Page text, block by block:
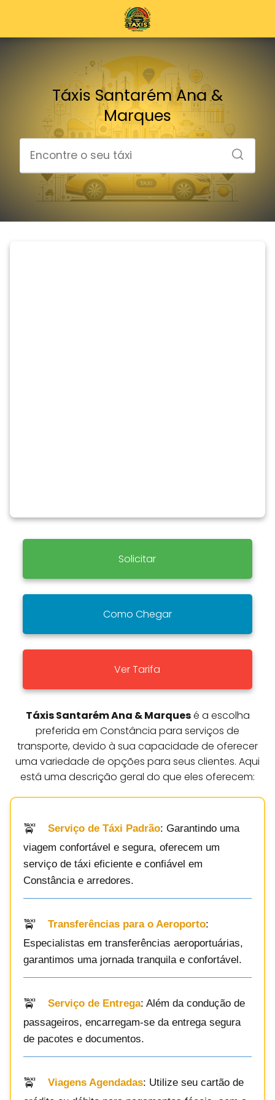
Táxis Santarém Ana &
Marques
Solicitar
Como Chegar
Ver Tarifa
Táxis Santarém Ana & Marquesé a escolha
preferida em Constância para serviços de
transporte, devido à sua capacidade de oferecer
uma variedade de opções para seus clientes. Aqui
está uma descrição geral do que eles oferecem:
Serviço de Táxi Padrão: Garantindo uma
viagem confortável e segura, oferecem um
serviço de táxi eficiente e confiável em
Constância e arredores.
Transferências para o Aeroporto:
Especialistas em transferências aeroportuárias,
garantimos uma jornada tranquila e confortável.
Serviço de Entrega: Além da condução de
passageiros, encarregam-se da entrega segura
de pacotes e documentos.
Viagens Agendadas: Utilize seu cartão de